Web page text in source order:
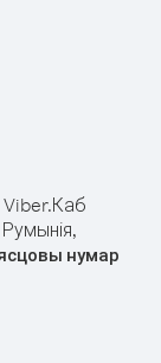
Каб
Румынія,
нумар